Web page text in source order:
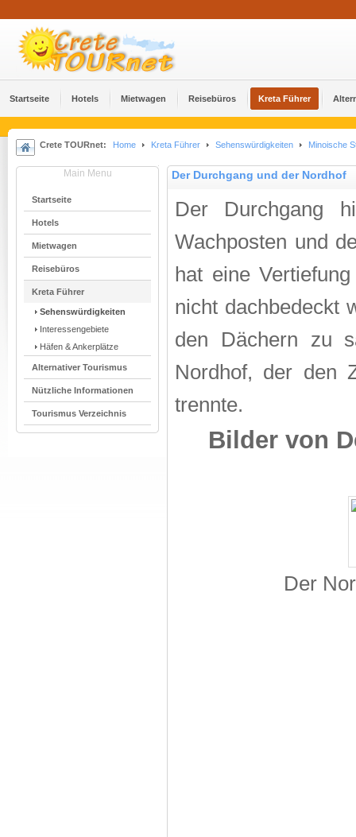
Startseite Hotels Mietwagen Reisebüros Kreta Führer
Crete TOURnet: Home Kreta Führer Sehenswürdigkeiten Minoische
Main Menu
Startseite
Hotels
Mietwagen
Reisebüros
Kreta Führer
Sehenswürdigkeiten
Interessengebiete
Häfen & Ankerplätze
Alternativer Tourismus
Nützliche Informationen
Tourismus Verzeichnis
Der Durchgang und der Nordhof
Der Durchgang
Wachposten und
hat eine
nicht dachbedeckt
den Dächern zu
Nordhof, der den
trennte.
Bilder von
Der